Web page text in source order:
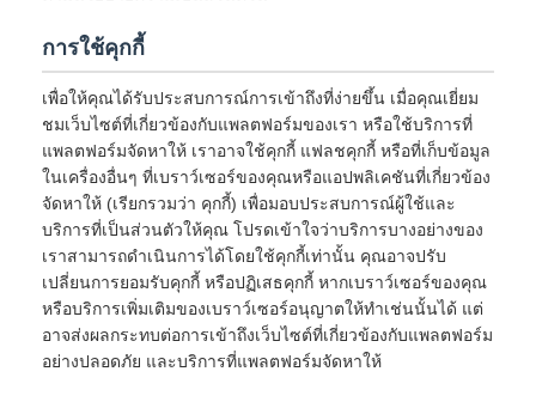
การใช้คุกกี้
เพื่อให้คุณได้รับประสบการณ์การเข้าถึงที่ง่ายขึ้น เมื่อคุณเยี่ยม
ชมเว็บไซต์ที่เกี่ยวข้องกับแพลตฟอร์มของเรา หรือใช้บริการที่
แพลตฟอร์มจัดหาให้ เราอาจใช้คุกกี้ แฟลชคุกกี้ หรือที่เก็บข้อมูล
ในเครื่องอื่นๆ ที่เบราว์เซอร์ของคุณหรือแอปพลิเคชันที่เกี่ยวข้อง
จัดหาให้ (เรียกรวมว่า คุกกี้) เพื่อมอบประสบการณ์ผู้ใช้และ
บริการที่เป็นส่วนตัวให้คุณ โปรดเข้าใจว่าบริการบางอย่างของ
เราสามารถดำเนินการได้โดยใช้คุกกี้เท่านั้น คุณอาจปรับ
เปลี่ยนการยอมรับคุกกี้ หรือปฏิเสธคุกกี้ หากเบราว์เซอร์ของคุณ
หรือบริการเพิ่มเติมของเบราว์เซอร์อนุญาตให้ทำเช่นนั้นได้ แต่
อาจส่งผลกระทบต่อการเข้าถึงเว็บไซต์ที่เกี่ยวข้องกับแพลตฟอร์ม
อย่างปลอดภัย และบริการที่แพลตฟอร์มจัดหาให้